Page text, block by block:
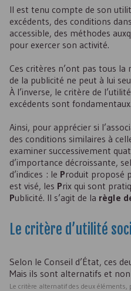
Il est tenu compte de son
excédents, des conditions
accessible, des méthodes
pour exercer son activité.
Ces critères n’ont pas tous la
de la publicité ne peut à lui
À l’inverse, le critère de
excédents sont fondamentaux.
Ainsi, pour apprécier si
des conditions similaires à
examiner successivement
d’importance décroissante,
d’indices : le Produit proposé
est visé, les Prix qui sont
Publicité. Il s’agit de la règle
Le critère d’utilité
Selon le Conseil d’État, ces
Mais ils sont alternatifs et
Le critère alternatif des deux